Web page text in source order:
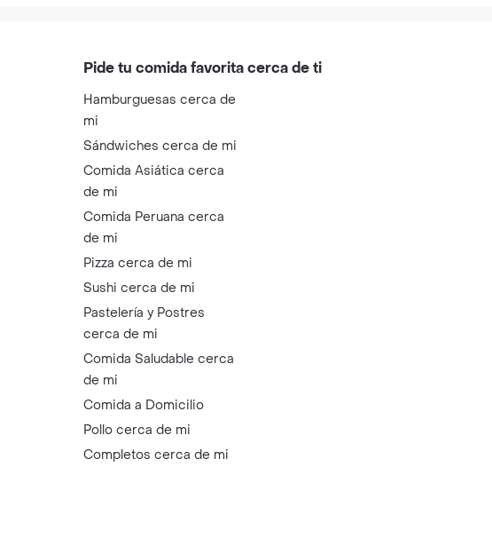
Pide tu comida favorita cerca de ti
Hamburguesas cerca de
mi
Sándwiches cerca de mi
Comida Asiática cerca
de mi
Comida Peruana cerca
de mi
Pizza cerca de mi
Sushi cerca de mi
Pastelería y Postres
cerca de mi
Comida Saludable cerca
de mi
Comida a Domicilio
Pollo cerca de mi
Completos cerca de mi